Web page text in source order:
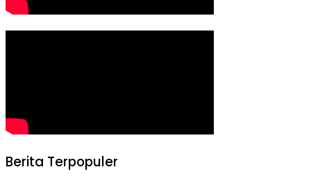
Berita Terpopuler